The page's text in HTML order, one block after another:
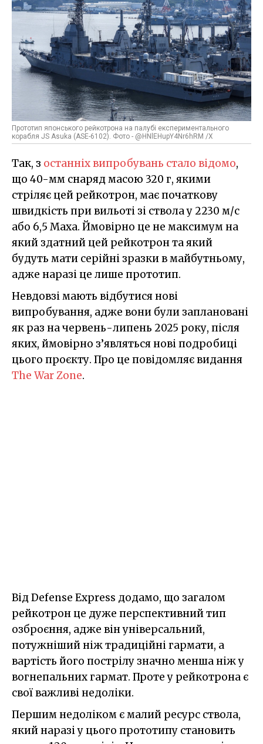
Прототип японського рейкотрона на палубі експериментального
корабля JS Asuka (ASE-6102). Фото - @HNlEHupY4Nr6hRM /X
Так, з останніх випробувань стало відомо,
що 40-мм снаряд масою 320 г, якими
стріляє цей рейкотрон, має початкову
швидкість при вильоті зі ствола у 2230 м/с
або 6,5 Маха. Ймовірно це не максимум на
який здатний цей рейкотрон та який
будуть мати серійні зразки в майбутньому,
адже наразі це лише прототип.
Невдовзі мають відбутися нові
випробування, адже вони були заплановані
як раз на червень-липень 2025 року, після
яких, ймовірно з’являться нові подробиці
цього проєкту. Про це повідомляє видання
The War Zone.
Від Defense Express додамо, що загалом
рейкотрон це дуже перспективний тип
озброєння, адже він універсальний,
потужніший ніж традиційні гармати, а
вартість його пострілу значно менша ніж у
вогнепальних гармат. Проте у рейкотрона є
свої важливі недоліки.
Першим недоліком є малий ресурс ствола,
який наразі у цього прототипу становить